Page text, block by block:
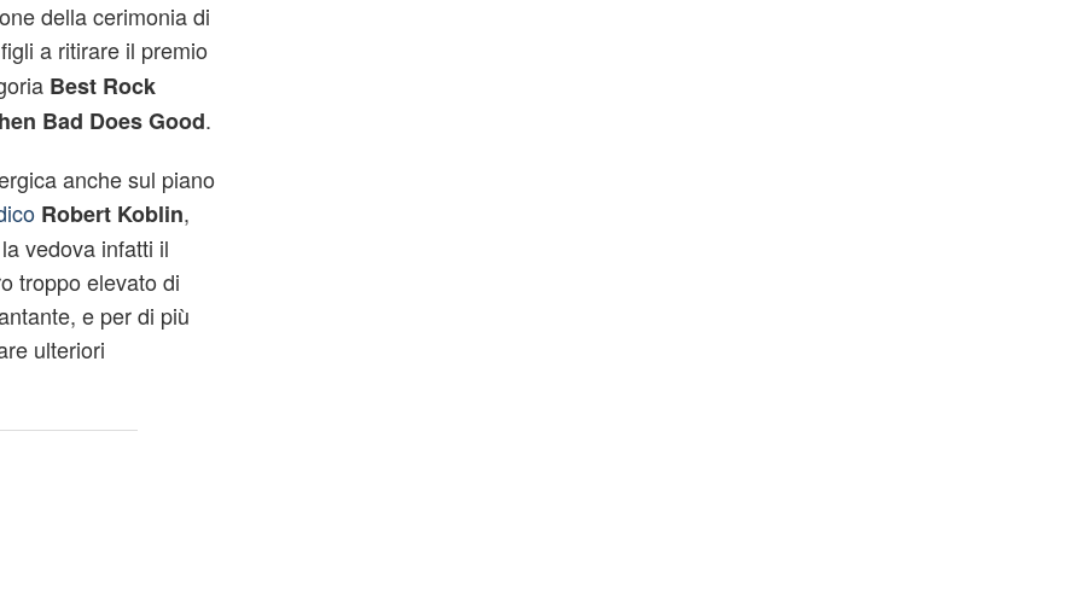
della cerimonia di
a ritirare il premio
Best Rock
Bad Does Good.
anche sul piano
Robert Koblin,
vedova infatti il
troppo elevato di
e per di più
ulteriori